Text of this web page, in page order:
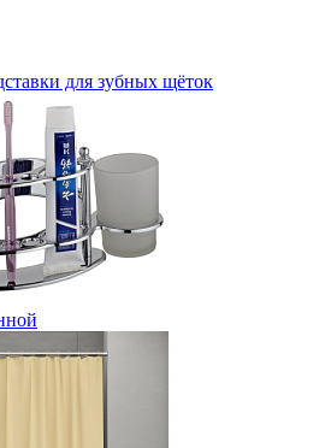
для зубных щёток